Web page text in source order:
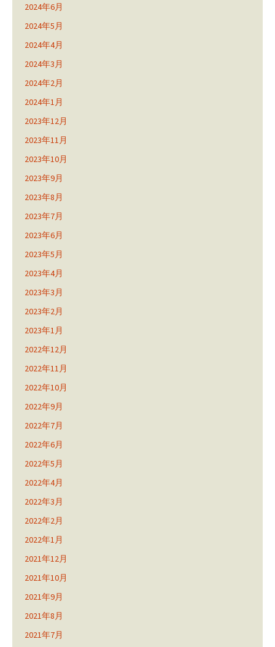
2024年6月
2024年5月
2024年4月
2024年3月
2024年2月
2024年1月
2023年12月
2023年11月
2023年10月
2023年9月
2023年8月
2023年7月
2023年6月
2023年5月
2023年4月
2023年3月
2023年2月
2023年1月
2022年12月
2022年11月
2022年10月
2022年9月
2022年7月
2022年6月
2022年5月
2022年4月
2022年3月
2022年2月
2022年1月
2021年12月
2021年10月
2021年9月
2021年8月
2021年7月